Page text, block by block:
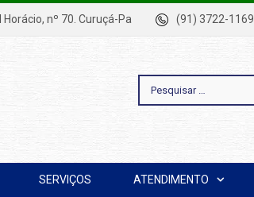
Horácio, nº 70. Curuçá-Pa (91) 3722-1169
Pesquisar
SERVIÇOS ATENDIMENTO